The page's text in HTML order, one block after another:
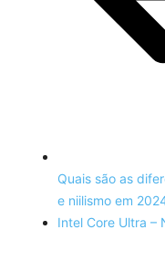
Quais são as
e niilismo em
Intel Core Ultra –